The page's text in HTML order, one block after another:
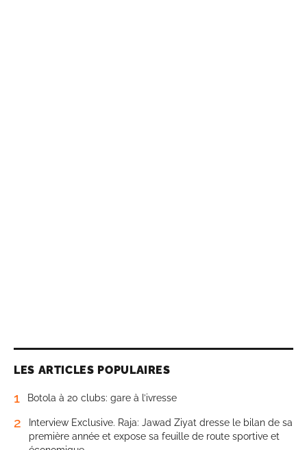
LES ARTICLES POPULAIRES
1 Botola à 20 clubs: gare à l’ivresse
2
Interview Exclusive. Raja: Jawad Ziyat dresse le bilan de sa
première année et expose sa feuille de route sportive et